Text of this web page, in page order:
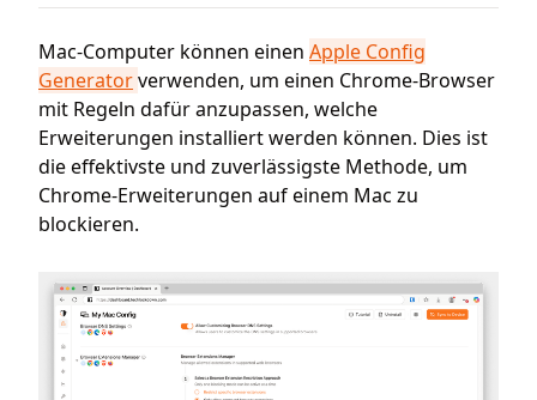
Mac-Computer können einen Apple Config
Generatorverwenden, um einen Chrome-Browser
mit Regeln dafür anzupassen, welche
Erweiterungen installiert werden können. Dies ist
die effektivste und zuverlässigste Methode, um
Chrome-Erweiterungen auf einem Mac zu
blockieren.